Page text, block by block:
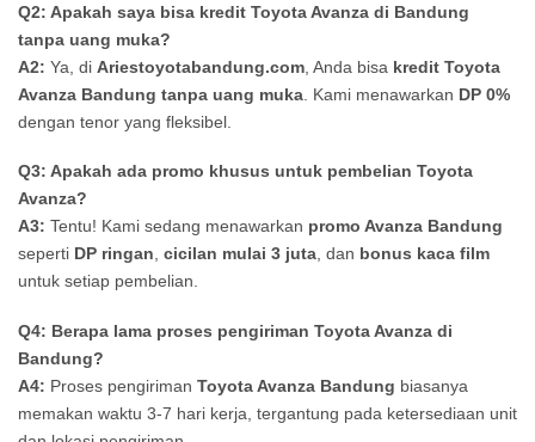
Q2: Apakah saya bisa kredit Toyota Avanza di Bandung
tanpa uang muka?
A2: Ya, di Ariestoyotabandung.com , Anda bisa kredit Toyota
Avanza Bandung tanpa uang muka . Kami menawarkan DP 0%
dengan tenor yang fleksibel.
Q3: Apakah ada promo khusus untuk pembelian Toyota
Avanza?
A3: Tentu! Kami sedang menawarkan promo Avanza Bandung
seperti DP ringan, cicilan mulai 3 juta, dan bonus kaca film
untuk setiap pembelian.
Q4: Berapa lama proses pengiriman Toyota Avanza di
Bandung?
A4: Proses pengiriman Toyota Avanza Bandung biasanya
memakan waktu 3-7 hari kerja, tergantung pada ketersediaan unit